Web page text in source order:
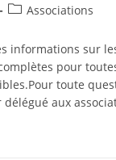
PostAssociations
informations sur
pour
toute
aux